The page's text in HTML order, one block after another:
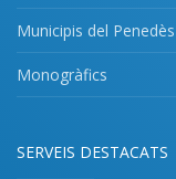
Municipis del Penedès
Monogràfics
SERVEIS DESTACATS